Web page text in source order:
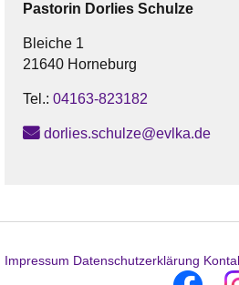
Pastorin Dorlies Schulze
Bleiche 1
21640 Horneburg
Tel.: 04163-823182
dorlies.schulze@evlka.de
Impressum Datenschutzerklärung